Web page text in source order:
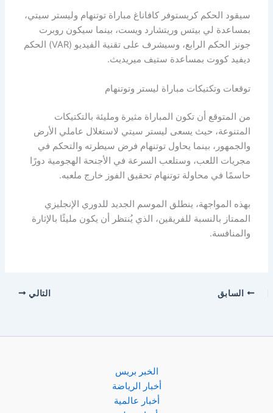
سيقود الحكم كريستوفر كافاناغ مباراة توتنهام وليستر سيتي،
بمساعدة لي بيتس وريتشارد ويست، بينما سيكون روبرت
جونز الحكم الرابع، وسيشرف على تقنية الفيديو (VAR) الحكم
ديفيد كووت بمساعدة ستيف ميريديث.
توقعات وتكتيكات مباراة ليستر وتوتنهام
من المتوقع أن تكون المباراة مثيرة ومليئة بالتكتيكات
المتنوعة، حيث يسعى ليستر سيتي لاستغلال عاملي الأرض
والجمهور، بينما يحاول توتنهام فرض سيطرته والتحكم في
مجريات اللعب، وستلعب السرعة في الأجنحة الهجومية دورًا
حاسمًا في محاولة توتنهام تحقيق الفوز خارج ملعبه.
بهذه المواجهة، ينطلق الموسم الجديد للدوري الإنجليزي
الممتاز بالنسبة للفريقين، الذي يُنتظر أن يكون مليئًا بالإثارة
والمنافسة.
السابق التالي
الخبر بريس
أخبار الرياضة
أخبار عالمية